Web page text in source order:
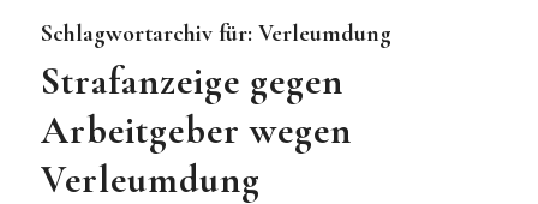
Schlagwortarchiv für: Verleumdung
Strafanzeige gegen
Arbeitgeber wegen
Verleumdung